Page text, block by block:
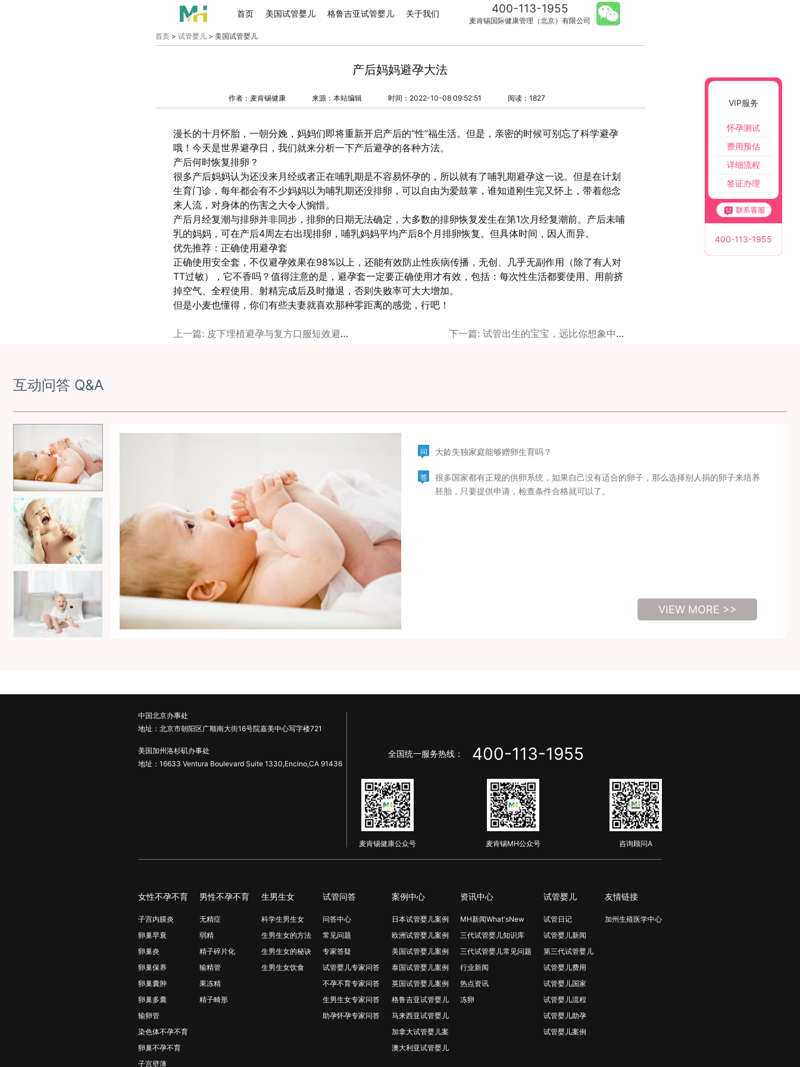
首页 美国试管婴儿 格鲁吉亚试管婴儿 关于我们 400-113-1955
麦肯锡国际健康管理（北京）有限公司
首页> 试管婴儿> 美国试管婴儿
产后妈妈避孕大法
作者：麦肯锡健康 来源：本站编辑 时间：2022-10-08 09:52:51 阅读：1827
漫长的十月怀胎，一朝分娩，妈妈们即将重新开启产后的“性”福生活。但是，亲密的时候可别忘了科学避孕
哦！今天是世界避孕日，我们就来分析一下产后避孕的各种方法。
产后何时恢复排卵？
很多产后妈妈认为还没来月经或者正在哺乳期是不容易怀孕的，所以就有了哺乳期避孕这一说。但是在计划
生育门诊，每年都会有不少妈妈以为哺乳期还没排卵，可以自由为爱鼓掌，谁知道刚生完又怀上，带着怨念
来人流，对身体的伤害之大令人惋惜。
产后月经复潮与排卵并非同步，排卵的日期无法确定，大多数的排卵恢复发生在第1次月经复潮前。产后未哺
乳的妈妈，可在产后4周左右出现排卵，哺乳妈妈平均产后8个月排卵恢复。但具体时间，因人而异。
优先推荐：正确使用避孕套
正确使用安全套，不仅避孕效果在98%以上，还能有效防止性疾病传播，无创、几乎无副作用（除了有人对
TT过敏），它不香吗？值得注意的是，避孕套一定要正确使用才有效，包括：每次性生活都要使用、用前挤
掉空气、全程使用、射精完成后及时撤退，否则失败率可大大增加。
但是小麦也懂得，你们有些夫妻就喜欢那种零距离的感觉，行吧！
上一篇: 皮下埋植避孕与复方口服短效避孕药 下一篇: 试管出生的宝宝，远比你想象中的优秀！
互动问答 Q&A
问 大龄失独家庭能够赠卵生育吗？
答
很多国家都有正规的供卵系统，如果自己没有适合的卵子，那么选择别人捐的卵子来培养
胚胎，只要提供申请，检查条件合格就可以了。
VIEW MORE >>
中国北京办事处
地址：北京市朝阳区广顺南大街16号院嘉美中心写字楼721
美国加州洛杉矶办事处
地址：16633 Ventura Boulevard Suite 1330,Encino,CA 91436
全国统一服务热线： 400-113-1955
麦肯锡健康公众号 麦肯锡MH公众号 咨询顾问A
女性不孕不育
子宫内膜炎
卵巢早衰
卵巢炎
卵巢保养
卵巢囊肿
卵巢多囊
输卵管
染色体不孕不育
卵巢不孕不育
子宫壁薄
男性不孕不育
无精症
弱精
精子碎片化
输精管
果冻精
精子畸形
生男生女
科学生男生女
生男生女的方法
生男生女的秘诀
生男生女饮食
试管问答
问答中心
常见问题
专家答疑
试管婴儿专家问答
不孕不育专家问答
生男生女专家问答
助孕怀孕专家问答
案例中心
日本试管婴儿案例
欧洲试管婴儿案例
美国试管婴儿案例
泰国试管婴儿案例
英国试管婴儿案例
格鲁吉亚试管婴儿
马来西亚试管婴儿
加拿大试管婴儿案
澳大利亚试管婴儿
资讯中心
MH新闻What'sNew
三代试管婴儿知识库
三代试管婴儿常见问题
行业新闻
热点资讯
冻卵
试管婴儿
试管日记
试管婴儿新闻
第三代试管婴儿
试管婴儿费用
试管婴儿国家
试管婴儿流程
试管婴儿助孕
试管婴儿案例
友情链接
加州生殖医学中心
VIP服务
怀孕测试
费用预估
详细流程
签证办理
400-113-1955